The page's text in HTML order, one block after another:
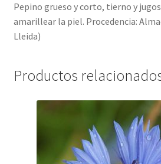
Pepino grueso y corto, tierno y
amarillear la piel. Procedencia:
Lleida)
Productos